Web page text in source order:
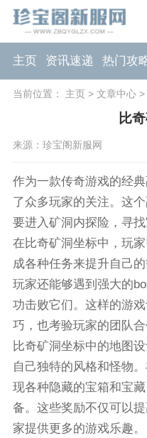
主页 资讯速递 热门攻
当前位置： 主页> 文章中心>
比
来源：珍宝阁新服网
作为一款传奇游戏的经
了众多玩家的关注。这
要进入矿洞内探险，寻找
在比奇矿洞坐标中，玩
成各种任务来提升自己
玩家还能够遇到强大的
功击败它们。这样的游
巧，也考验玩家的团队合
比奇矿洞坐标中的地图
自己独特的风格和怪物
现各种隐藏的宝箱和宝
备。这些奖励不仅可以
家提供更多的游戏乐趣。